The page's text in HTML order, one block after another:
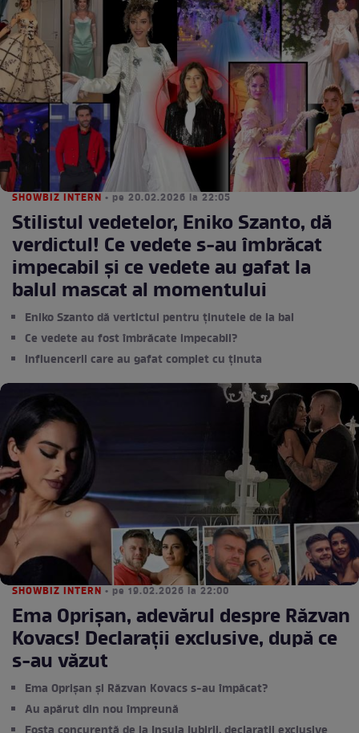
SHOWBIZ INTERN • pe 20.02.2026 la 22:05
Stilistul vedetelor, Eniko Szanto, dă
verdictul! Ce vedete s-au îmbrăcat
impecabil și ce vedete au gafat la
balul mascat al momentului
Eniko Szanto dă vertictul pentru ținutele de la bal
Ce vedete au fost îmbrăcate impecabil?
Influencerii care au gafat complet cu ținuta
SHOWBIZ INTERN • pe 19.02.2026 la 22:00
Ema Oprișan, adevărul despre Răzvan
Kovacs! Declaraţii exclusive, după ce
s-au văzut
Ema Oprișan și Răzvan Kovacs s-au împăcat?
Au apărut din nou împreună